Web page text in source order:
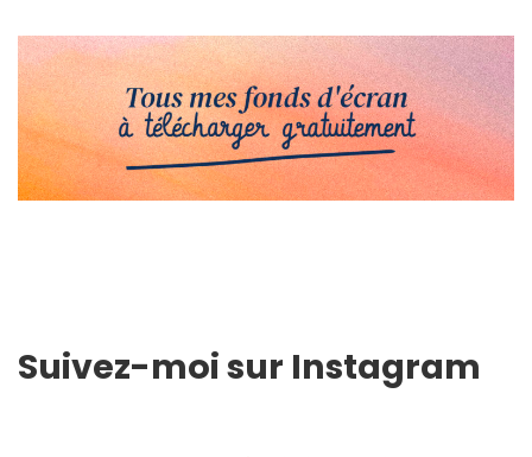
Suivez-moi sur Instagram